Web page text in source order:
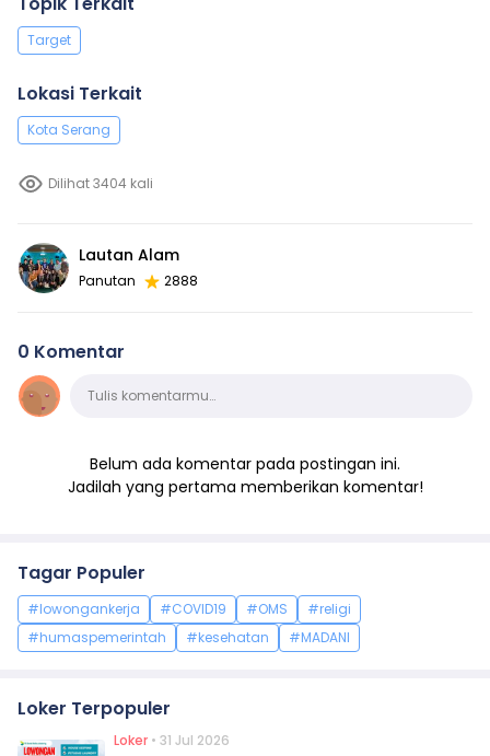
Target
Lokasi Terkait
Kota Serang
Dilihat 3404 kali
Lautan Alam
Panutan 2888
0 Komentar
KomentarTulis komentarmu…
Belum ada komentar pada postingan ini.
Jadilah yang pertama memberikan komentar!
Tagar Populer
#lowongankerja #COVID19 #OMS
#religi
#humaspemerintah
#kesehatan #MADANI
Loker Terpopuler
Loker • 31 Jul 2026